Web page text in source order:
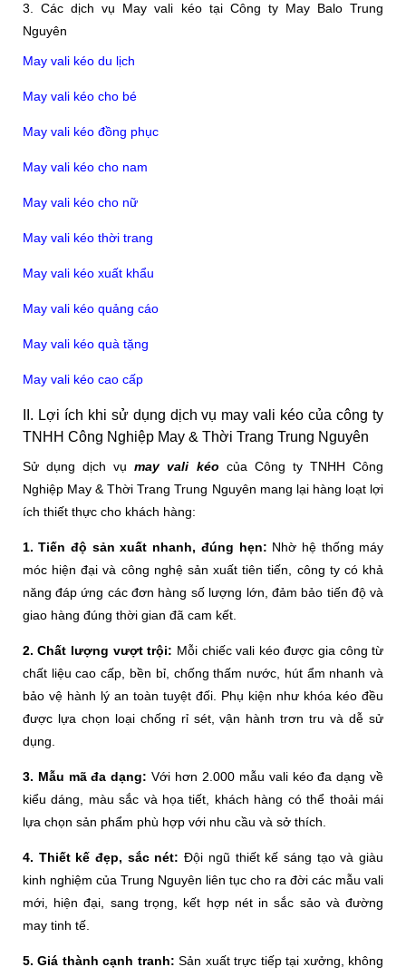
3. Các dịch vụ May vali kéo tại Công ty May Balo Trung
Nguyên
May vali kéo du lịch
May vali kéo cho bé
May vali kéo đồng phục
May vali kéo cho nam
May vali kéo cho nữ
May vali kéo thời trang
May vali kéo xuất khẩu
May vali kéo quảng cáo
May vali kéo quà tặng
May vali kéo cao cấp
II. Lợi ích khi sử dụng dịch vụ may vali kéo của công ty
TNHH Công Nghiệp May & Thời Trang Trung Nguyên
Sử dụng dịch vụmay vali kéo của Công ty TNHH Công
Nghiệp May & Thời Trang Trung Nguyên mang lại hàng loạt lợi
ích thiết thực cho khách hàng:
1. Tiến độ sản xuất nhanh, đúng hẹn: Nhờ hệ thống máy
móc hiện đại và công nghệ sản xuất tiên tiến, công ty có khả
năng đáp ứng các đơn hàng số lượng lớn, đảm bảo tiến độ và
giao hàng đúng thời gian đã cam kết.
2. Chất lượng vượt trội: Mỗi chiếc vali kéo được gia công từ
chất liệu cao cấp, bền bỉ, chống thấm nước, hút ẩm nhanh và
bảo vệ hành lý an toàn tuyệt đối. Phụ kiện như khóa kéo đều
được lựa chọn loại chống rỉ sét, vận hành trơn tru và dễ sử
dụng.
3. Mẫu mã đa dạng: Với hơn 2.000 mẫu vali kéo đa dạng về
kiểu dáng, màu sắc và họa tiết, khách hàng có thể thoải mái
lựa chọn sản phẩm phù hợp với nhu cầu và sở thích.
4. Thiết kế đẹp, sắc nét: Đội ngũ thiết kế sáng tạo và giàu
kinh nghiệm của Trung Nguyên liên tục cho ra đời các mẫu vali
mới, hiện đại, sang trọng, kết hợp nét in sắc sảo và đường
may tinh tế.
5. Giá thành cạnh tranh: Sản xuất trực tiếp tại xưởng, không